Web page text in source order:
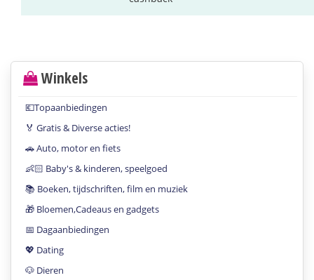
Winkels
💶Topaanbiedingen
🏅 Gratis & Diverse acties!
🚗 Auto, motor en fiets
👶🏻 Baby's & kinderen, speelgoed
📚 Boeken, tijdschriften, film en muziek
🎁 Bloemen,Cadeaus en gadgets
📅 Dagaanbiedingen
💖 Dating
🐶 Dieren